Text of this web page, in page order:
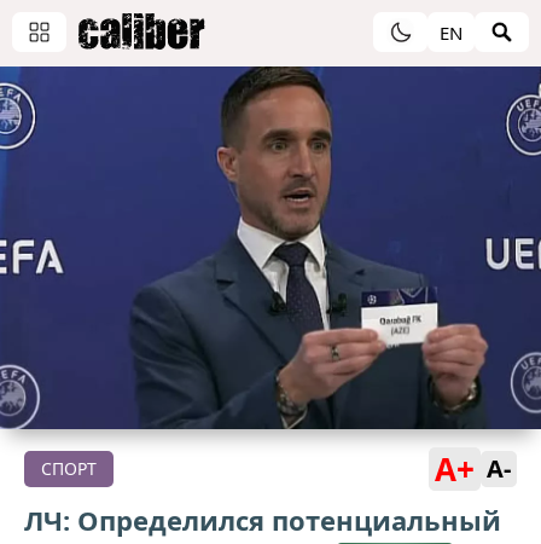
EN
СПОРТ A+ A-
ЛЧ: Определился потенциальный